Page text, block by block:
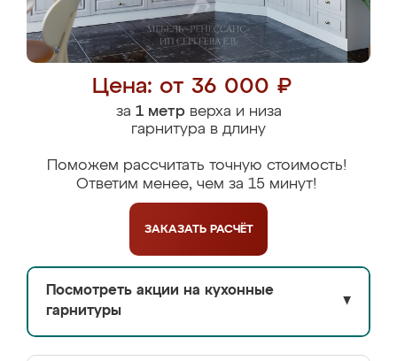
Цена: от 36 000 ₽
за 1 метрверха и низа
гарнитура в длину
Поможем рассчитать точную стоимость!
Ответим менее, чем за 15 минут!
ЗАКАЗАТЬ РАСЧЁТ
Посмотреть акции на кухонные
гарнитуры
▼